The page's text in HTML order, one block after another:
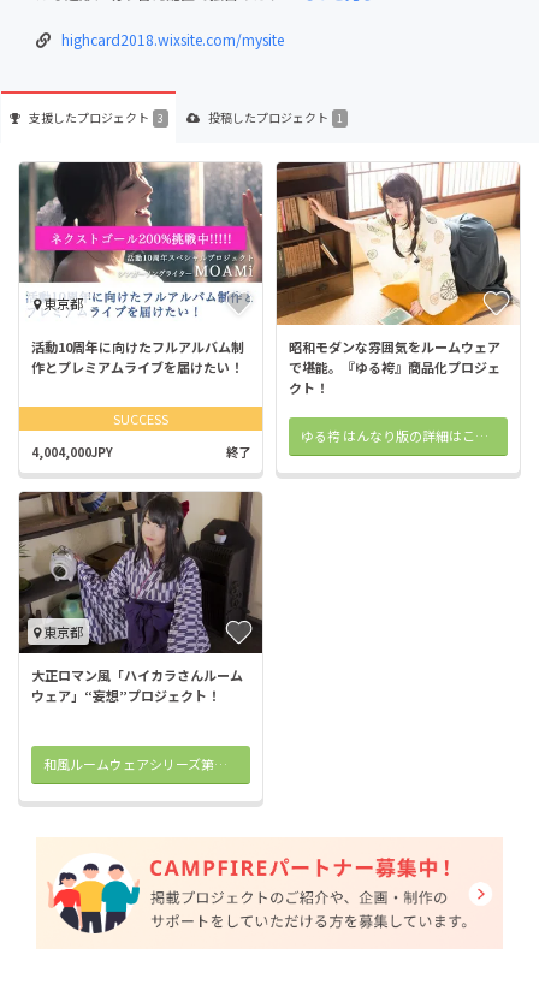
highcard2018.wixsite.com/mysite
支援したプロジェクト 3 投稿したプロジェクト 1
東京都
活動10周年に向けたフルアルバム制
作とプレミアムライブを届けたい！
SUCCESS
4,004,000JPY 終了
昭和モダンな雰囲気をルームウェア
で堪能。『ゆる袴』商品化プロジェ
クト！
ゆる袴 はんなり版の詳細はこちら
東京都
大正ロマン風「ハイカラさんルーム
ウェア」“妄想”プロジェクト！
和風ルームウェアシリーズ第三弾はこちら